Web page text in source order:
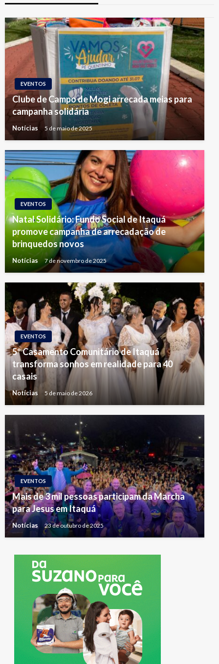
EVENTOS
Clube de Campo de Mogi arrecada meias para
campanha solidária
Notícias 5 de maio de 2025
EVENTOS
Natal Solidário: Fundo Social de Itaquá
promove campanha de arrecadação de
brinquedos novos
Notícias 7 de novembro de 2025
EVENTOS
5º Casamento Comunitário de Itaquá
transforma sonhos em realidade para 40
casais
Notícias 5 de maio de 2026
EVENTOS
Mais de 3 mil pessoas participam da Marcha
para Jesus em Itaquá
Notícias 23 de outubro de 2025